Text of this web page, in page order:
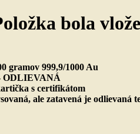
bola
gramov 999,9/1000 Au
ODLIEVANÁ
s certifikátom
ale zatavená je odlievaná